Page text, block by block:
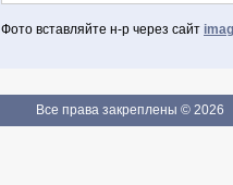
Фото вставляйте н-р через сайт
Если Вы зарегистрированы
Все права закреплены © 2026